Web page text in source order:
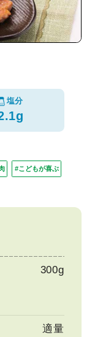
300g
適量
塩分
#こどもが喜ぶ